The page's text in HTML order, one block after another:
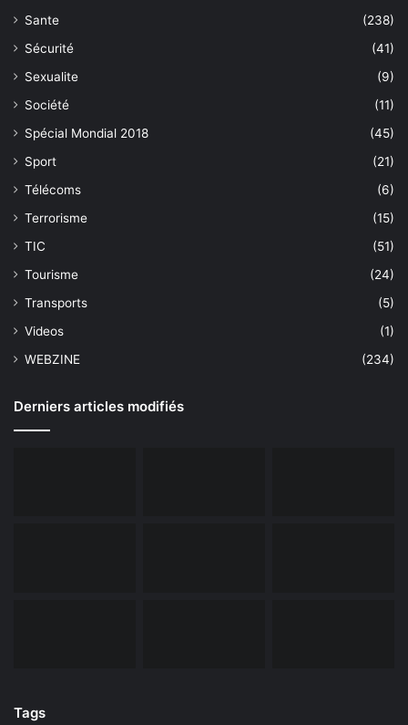
Sante
(238)
Sécurité
(41)
Sexualite
(9)
Société
(11)
Spécial Mondial 2018
(45)
Sport
(21)
Télécoms
(6)
Terrorisme
(15)
TIC
(51)
Tourisme
(24)
Transports
(5)
Videos
(1)
WEBZINE
(234)
Derniers articles modifiés
Tags